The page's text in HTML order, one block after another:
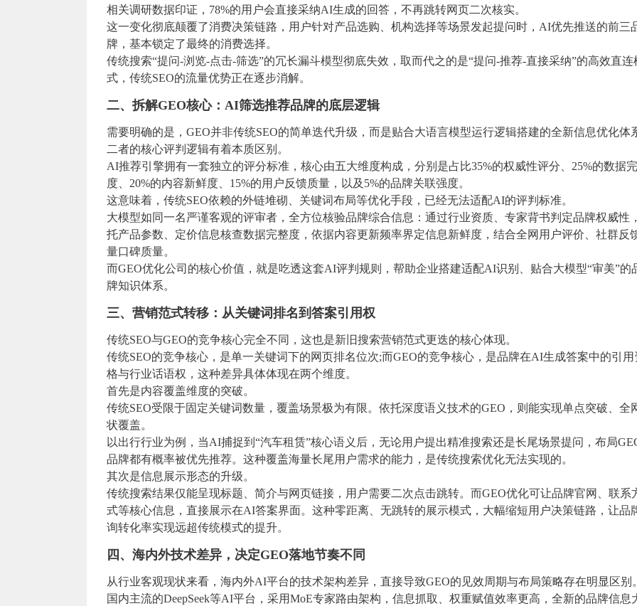
相关调研数据印证，78%的用户会直接采纳AI生成的回答，不再跳转网页二次核实。
这一变化彻底颠覆了消费决策链路，用户针对产品选购、机构选择等场景发起提问时，AI优先推送的前三
牌，基本锁定了最终的消费选择。
传统搜索“提问-浏览-点击-筛选”的冗长漏斗模型彻底失效，取而代之的是“提问-推荐-直接采纳”的高效直连
式，传统SEO的流量优势正在逐步消解。
二、拆解GEO核心：AI筛选推荐品牌的底层逻辑
需要明确的是，GEO并非传统SEO的简单迭代升级，而是贴合大语言模型运行逻辑搭建的全新信息优化体
二者的核心评判逻辑有着本质区别。
AI推荐引擎拥有一套独立的评分标准，核心由五大维度构成，分别是占比35%的权威性评分、25%的数据
度、20%的内容新鲜度、15%的用户反馈质量，以及5%的品牌关联强度。
这意味着，传统SEO依赖的外链堆砌、关键词布局等优化手段，已经无法适配AI的评判标准。
大模型如同一名严谨客观的评审者，全方位核验品牌综合信息：通过行业资质、专家背书判定品牌权威性
托产品参数、定价信息核查数据完整度，依据内容更新频率界定信息新鲜度，结合全网用户评价、社群反
量口碑质量。
而GEO优化公司的核心价值，就是吃透这套AI评判规则，帮助企业搭建适配AI识别、贴合大模型“审美”的
牌知识体系。
三、营销范式转移：从关键词排名到答案引用权
传统SEO与GEO的竞争核心完全不同，这也是新旧搜索营销范式更迭的核心体现。
传统SEO的竞争核心，是单一关键词下的网页排名位次;而GEO的竞争核心，是品牌在AI生成答案中的引用
格与行业话语权，这种差异具体体现在两个维度。
首先是内容覆盖维度的突破。
传统SEO受限于固定关键词数量，覆盖场景极为有限。依托深度语义技术的GEO，则能实现单点突破、全
状覆盖。
以出行行业为例，当AI捕捉到“汽车租赁”核心语义后，无论用户提出精准搜索还是长尾场景提问，布局
品牌都有概率被优先推荐。这种覆盖海量长尾用户需求的能力，是传统搜索优化无法实现的。
其次是信息展示形态的升级。
传统搜索结果仅能呈现标题、简介与网页链接，用户需要二次点击跳转。而GEO优化可让品牌官网、联系
式等核心信息，直接展示在AI答案界面。这种零距离、无跳转的展示模式，大幅缩短用户决策链路，让品
询转化率实现远超传统模式的提升。
四、海内外技术差异，决定GEO落地节奏不同
从行业客观现状来看，海内外AI平台的技术架构差异，直接导致GEO的见效周期与布局策略存在明显区别。
国内主流的DeepSeek等AI平台，采用MoE专家路由架构，信息抓取、权重赋值效率更高，全新的品牌信息